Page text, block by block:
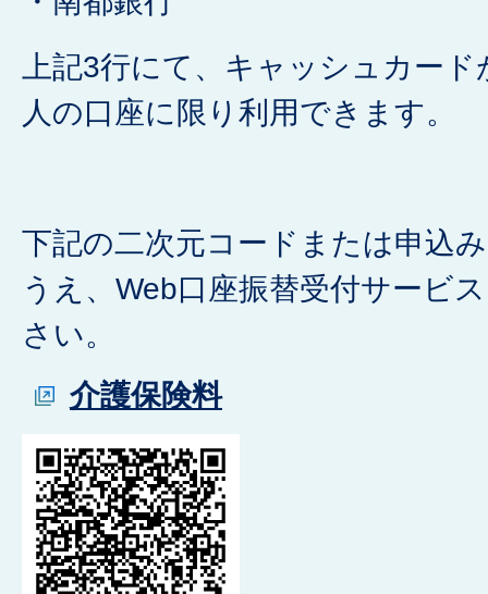
上記3行にて、キャッシュカー
人の口座に限り利用できます。
下記の二次元コードまたは申込
うえ、Web口座振替受付サービ
さい。
介護保険料